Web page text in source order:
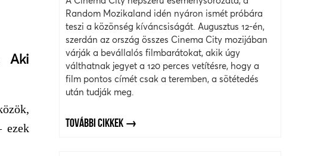
Aki
ezek
Random Mozikaland idén nyáron ismét próbára
teszi a közönség kíváncsiságát. Augusztus 12-én,
szerdán az ország összes Cinema City mozijában
várják a bevállalós filmbarátokat, akik úgy
válthatnak jegyet a 120 perces vetítésre, hogy a
film pontos címét csak a teremben, a sötétedés
után tudják meg.
TOVÁBBI CIKKEK